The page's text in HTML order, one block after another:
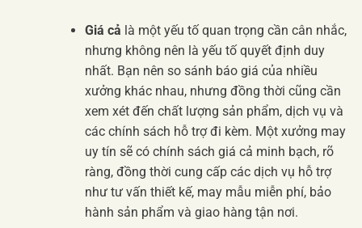
Giá cả là một yếu tố quan trọng cần cân nhắc,
nhưng không nên là yếu tố quyết định duy
nhất. Bạn nên so sánh báo giá của nhiều
xưởng khác nhau, nhưng đồng thời cũng cần
xem xét đến chất lượng sản phẩm, dịch vụ và
các chính sách hỗ trợ đi kèm. Một xưởng may
uy tín sẽ có chính sách giá cả minh bạch, rõ
ràng, đồng thời cung cấp các dịch vụ hỗ trợ
như tư vấn thiết kế, may mẫu miễn phí, bảo
hành sản phẩm và giao hàng tận nơi.